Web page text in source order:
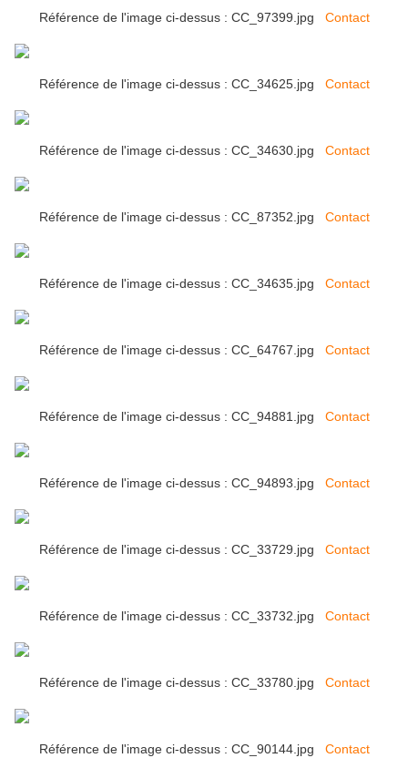
Référence de l'image ci-dessus : CC_97399.jpg Contact
Référence de l'image ci-dessus : CC_34625.jpg Contact
Référence de l'image ci-dessus : CC_34630.jpg Contact
Référence de l'image ci-dessus : CC_87352.jpg Contact
Référence de l'image ci-dessus : CC_34635.jpg Contact
Référence de l'image ci-dessus : CC_64767.jpg Contact
Référence de l'image ci-dessus : CC_94881.jpg Contact
Référence de l'image ci-dessus : CC_94893.jpg Contact
Référence de l'image ci-dessus : CC_33729.jpg Contact
Référence de l'image ci-dessus : CC_33732.jpg Contact
Référence de l'image ci-dessus : CC_33780.jpg Contact
Référence de l'image ci-dessus : CC_90144.jpg Contact